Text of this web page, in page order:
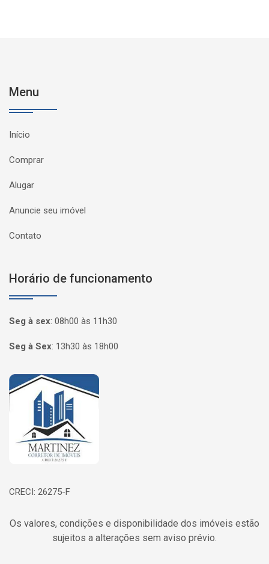
Menu
Início
Comprar
Alugar
Anuncie seu imóvel
Contato
Horário de funcionamento
Seg à sex: 08h00 às 11h30
Seg à Sex: 13h30 às 18h00
Página inicial
CRECI: 26275-F
Os valores, condições e disponibilidade dos imóveis estão
sujeitos a alterações sem aviso prévio.